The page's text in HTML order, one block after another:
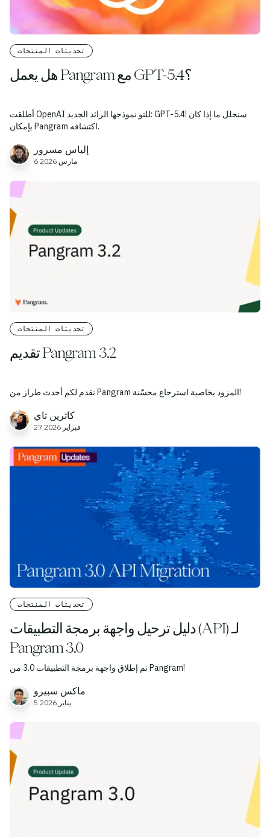
تحديثات المنتجات
هل يعمل Pangram مع GPT-5.4؟
أطلقت OpenAI للتو نموذجها الرائد الجديد: GPT-5.4! سنحلل ما إذا كان
بإمكان Pangram اكتشافه.
إلياس مسرور
6 مارس 2026
تحديثات المنتجات
تقديم Pangram 3.2
نقدم لكم أحدث طراز من Pangram المزود بخاصية استرجاع محسّنة!
كاثرين تاي
27 فبراير 2026
تحديثات المنتجات
دليل ترحيل واجهة برمجة التطبيقات (API) لـ
Pangram 3.0
تم إطلاق واجهة برمجة التطبيقات 3.0 من Pangram!
ماكس سبيرو
5 يناير 2026